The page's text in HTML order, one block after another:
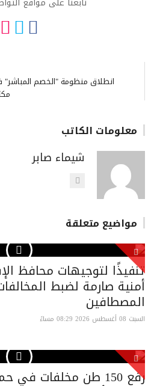
انطلاق منظومة "الخصم المباشر"
معلومات الكاتب
شيماء صابر
مواضيع متعلقة
تنفيذًا لتوجيهات محافظ
أمنية صارمة لضبط
المصطافين
السبت 08 أغسطس 2026 08:29 مساءً
رفع 150 طن مخلفات